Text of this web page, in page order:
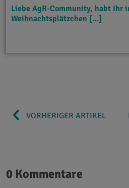
Liebe AgR-Community, habt Ihr
Weihnachtsplätzchen […]
VORHERIGER ARTIKEL
0 Kommentare